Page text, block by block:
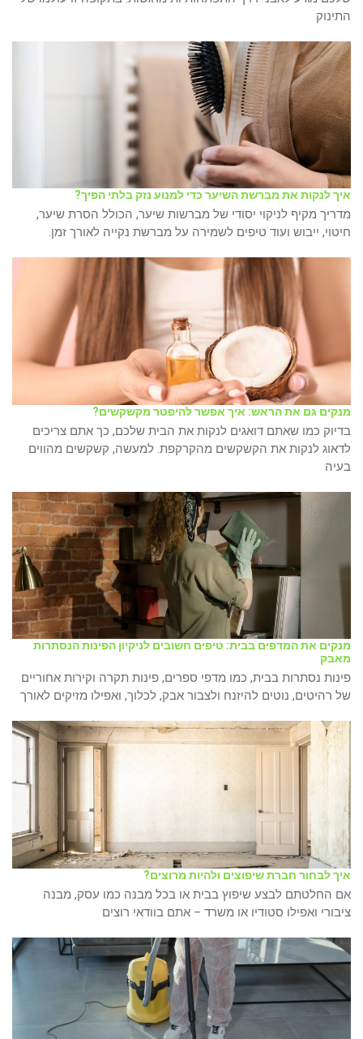
התינוק
איך לנקות את מברשת השיער כדי למנוע נזק בלתי הפיך?
מדריך מקיף לניקוי יסודי של מברשות שיער, הכולל הסרת שיער,
חיטוי, ייבוש ועוד טיפים לשמירה על מברשת נקייה לאורך זמן.
מנקים גם את הראש: איך אפשר להיפטר מקשקשים?
בדיוק כמו שאתם דואגים לנקות את הבית שלכם, כך אתם צריכים
לדאוג לנקות את הקשקשים מהקרקפת. למעשה, קשקשים מהווים
בעיה
מנקים את המדפים בבית: טיפים חשובים לניקיון הפינות הנסתרות
מאבק
פינות נסתרות בבית, כמו מדפי ספרים, פינות תקרה וקירות אחוריים
של רהיטים, נוטים להיזנח ולצבור אבק, לכלוך, ואפילו מזיקים לאורך
איך לבחור חברת שיפוצים ולהיות מרוצים?
אם החלטתם לבצע שיפוץ בבית או בכל מבנה כמו עסק, מבנה
ציבורי ואפילו סטודיו או משרד – אתם בוודאי רוצים